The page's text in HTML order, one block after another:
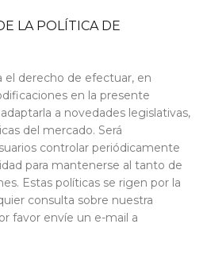
LA POLÍTICA DE
el derecho de efectuar, en
en la presente
a novedades legislativas,
del mercado. Será
controlar periódicamente
para mantenerse al tanto de
Estas políticas se rigen por la
consulta sobre nuestra
favor envíe un e-mail a